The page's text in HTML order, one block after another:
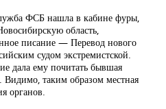
ФСБ нашла в кабине фуры,
область,
писание — Перевод нового
судом экстремистской.
дала ему почитать бывшая
Видимо, таким образом местная
органов.